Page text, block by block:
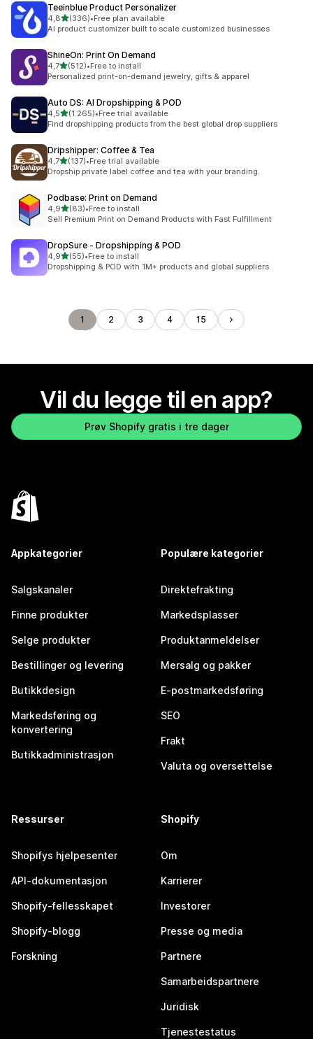
Teeinblue Product Personalizer
4,8av 5 stjerner
(336)
Totalt 336 omtaler
•Free plan available
AI product customizer built to scale customized businesses
ShineOn: Print On Demand
4,7av 5 stjerner
(512)
Totalt 512 omtaler
•Free to install
Personalized print-on-demand jewelry, gifts & apparel
Auto DS: AI Dropshipping & POD
4,5av 5 stjerner
(1 265)
Totalt 1265 omtaler
•Free trial available
Find dropshipping products from the best global drop suppliers
Dripshipper: Coffee & Tea
4,7av 5 stjerner
(137)
Totalt 137 omtaler
•Free trial available
Dropship private label coffee and tea with your branding.
Podbase: Print on Demand
4,9av 5 stjerner
(83)
Totalt 83 omtaler
•Free to install
Sell Premium Print on Demand Products with Fast Fulfillment
DropSure ‑ Dropshipping & POD
4,9av 5 stjerner
(55)
Totalt 55 omtaler
•Free to install
Dropshipping & POD with 1M+ products and global suppliers
1 2 3 4 15
Vil du legge til en app?
Prøv Shopify gratis i tre dager
Appkategorier
Salgskanaler
Finne produkter
Selge produkter
Bestillinger og levering
Butikkdesign
Markedsføring og
konvertering
Butikkadministrasjon
Populære kategorier
Direktefrakting
Markedsplasser
Produktanmeldelser
Mersalg og pakker
E-postmarkedsføring
SEO
Frakt
Valuta og oversettelse
Ressurser
Shopifys hjelpesenter
API-dokumentasjon
Shopify-fellesskapet
Shopify-blogg
Forskning
Shopify
Om
Karrierer
Investorer
Presse og media
Partnere
Samarbeidspartnere
Juridisk
Tjenestestatus